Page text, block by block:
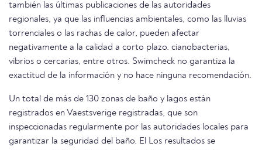
también las últimas publicaciones de las autoridades
regionales, ya que las influencias ambientales, como las lluvias
torrenciales o las rachas de calor, pueden afectar
negativamente a la calidad a corto plazo. cianobacterias,
vibrios o cercarias, entre otros. Swimcheck no garantiza la
exactitud de la información y no hace ninguna recomendación.
Un total de más de 130 zonas de baño y lagos están
registrados en Vaestsverige registradas, que son
inspeccionadas regularmente por las autoridades locales para
garantizar la seguridad del baño. El Los resultados se